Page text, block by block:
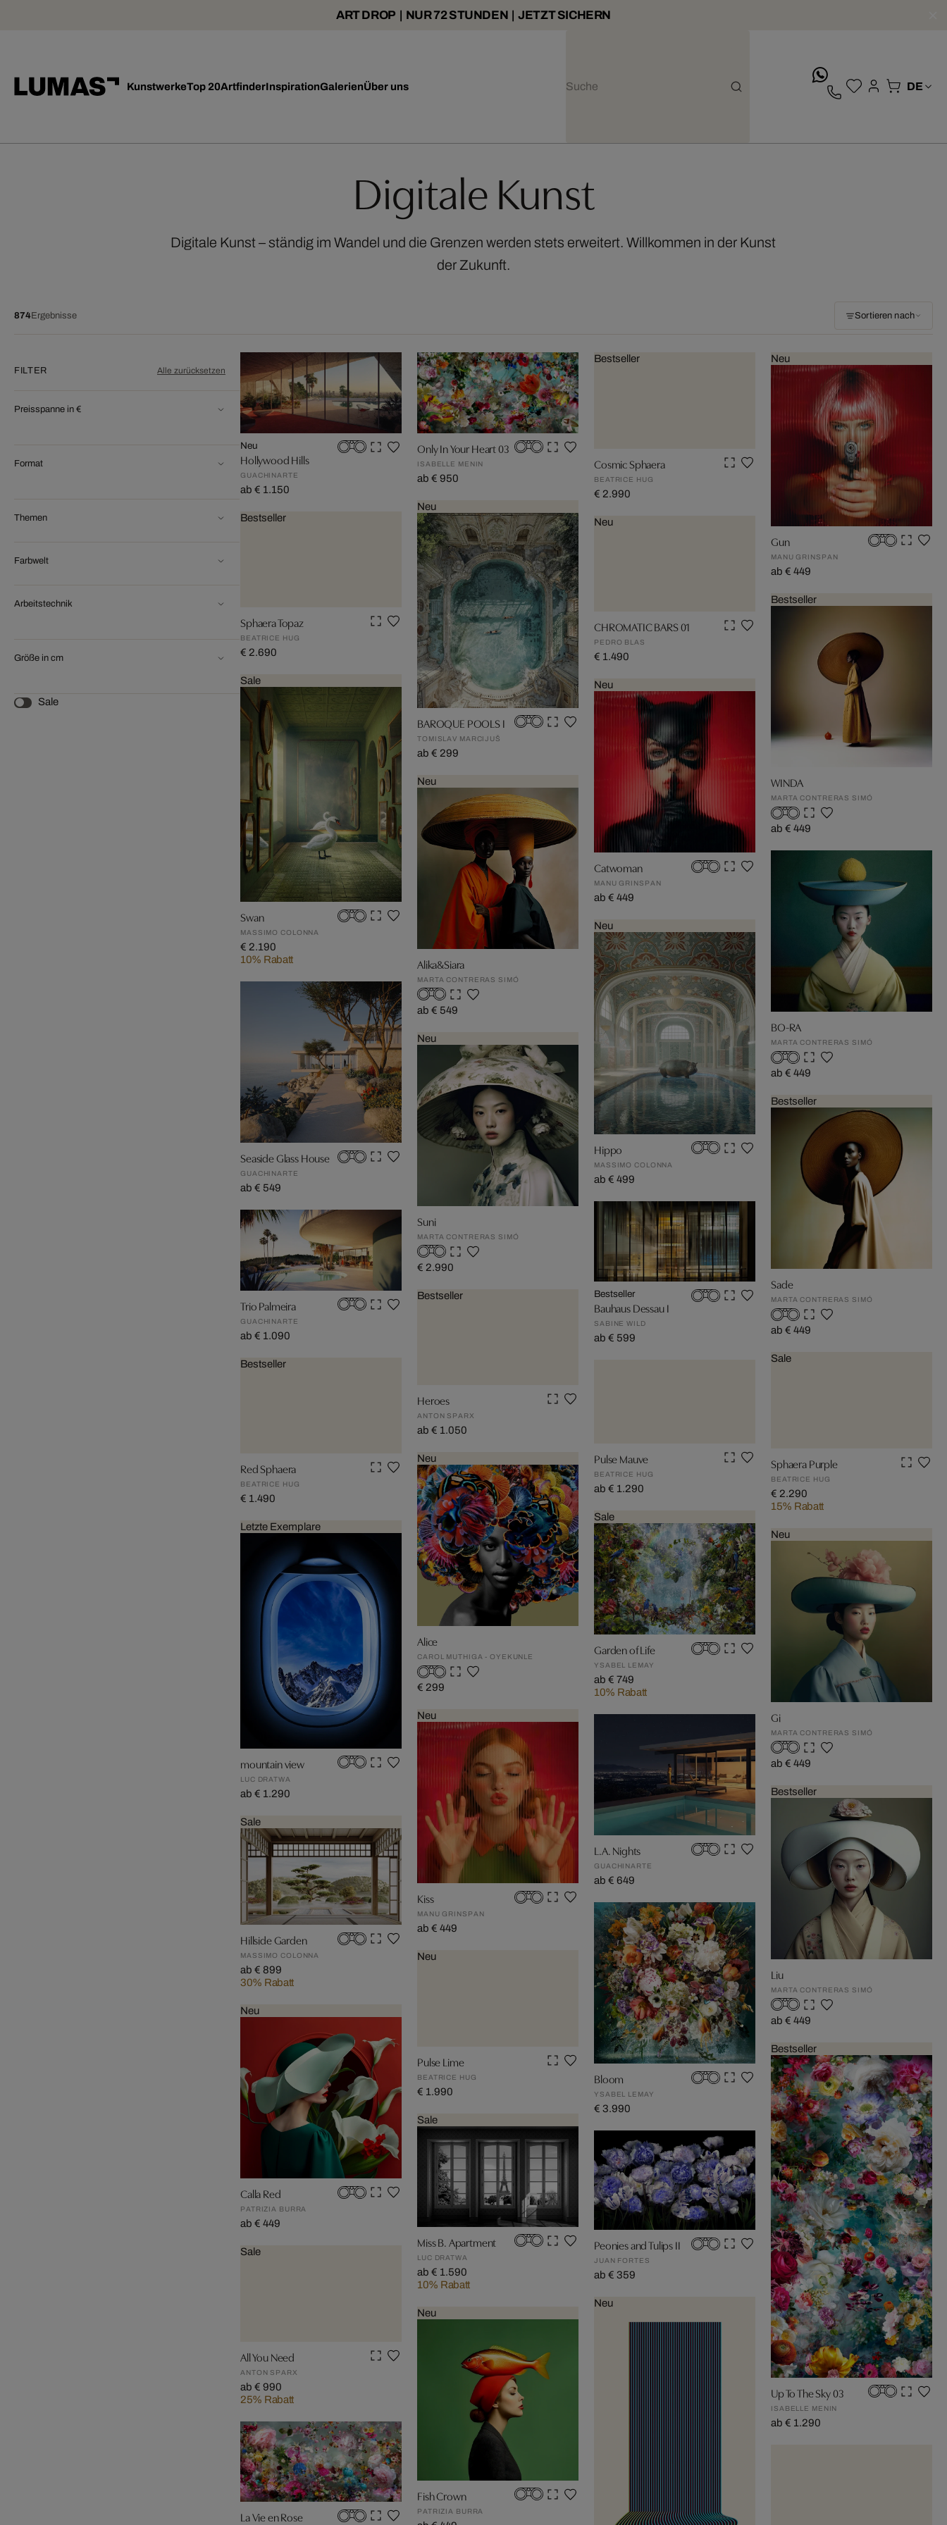
ART DROP | NUR 72 STUNDEN | JETZT SICHERN
KunstwerkeTop 20ArtfinderInspirationGalerienÜber uns
Digitale Kunst
Digitale Kunst – ständig im Wandel und die Grenzen werden stets erweitert. Willkommen in der Kunst
der Zukunft.
874Ergebnisse Sortieren nach
FILTER Alle zurücksetzen
Preisspanne in €
Format
Themen
Farbwelt
Arbeitstechnik
Größe in cm
Sale
Neu
Hollywood Hills
GUACHINARTE
ab € 1.150
Bestseller
Sphaera Topaz
BEATRICE HUG
€ 2.690
Sale
Swan
MASSIMO COLONNA
€ 2.190
10% Rabatt
Seaside Glass House
GUACHINARTE
ab € 549
Trio Palmeira
GUACHINARTE
ab € 1.090
Bestseller
Red Sphaera
BEATRICE HUG
€ 1.490
Letzte Exemplare
mountain view
LUC DRATWA
ab € 1.290
Sale
Hillside Garden
MASSIMO COLONNA
ab € 899
30% Rabatt
Neu
Calla Red
PATRIZIA BURRA
ab € 449
Sale
All You Need
ANTON SPARX
ab € 990
25% Rabatt
La Vie en Rose
Only In Your Heart 03
ISABELLE MENIN
ab € 950
Neu
BAROQUE POOLS I
TOMISLAV MARCIJUŠ
ab € 299
Neu
Alika&Siara
MARTA CONTRERAS SIMÓ
ab € 549
Neu
Suni
MARTA CONTRERAS SIMÓ
€ 2.990
Bestseller
Heroes
ANTON SPARX
ab € 1.050
Neu
Alice
CAROL MUTHIGA - OYEKUNLE
€ 299
Neu
Kiss
MANU GRINSPAN
ab € 449
Neu
Pulse Lime
BEATRICE HUG
€ 1.990
Sale
Miss B. Apartment
LUC DRATWA
ab € 1.590
10% Rabatt
Neu
Fish Crown
PATRIZIA BURRA
Bestseller
Cosmic Sphaera
BEATRICE HUG
€ 2.990
Neu
CHROMATIC BARS 01
PEDRO BLAS
€ 1.490
Neu
Catwoman
MANU GRINSPAN
ab € 449
Neu
Hippo
MASSIMO COLONNA
ab € 499
Bestseller
Bauhaus Dessau I
SABINE WILD
ab € 599
Pulse Mauve
BEATRICE HUG
ab € 1.290
Sale
Garden of Life
YSABEL LEMAY
ab € 749
10% Rabatt
L.A. Nights
GUACHINARTE
ab € 649
Bloom
YSABEL LEMAY
€ 3.990
Peonies and Tulips II
JUAN FORTES
ab € 359
Neu
Neu
Gun
MANU GRINSPAN
ab € 449
Bestseller
WINDA
MARTA CONTRERAS SIMÓ
ab € 449
BO-RA
MARTA CONTRERAS SIMÓ
ab € 449
Bestseller
Sade
MARTA CONTRERAS SIMÓ
ab € 449
Sale
Sphaera Purple
BEATRICE HUG
€ 2.290
15% Rabatt
Neu
Gi
MARTA CONTRERAS SIMÓ
ab € 449
Bestseller
Liu
MARTA CONTRERAS SIMÓ
ab € 449
Bestseller
Up To The Sky 03
ISABELLE MENIN
ab € 1.290